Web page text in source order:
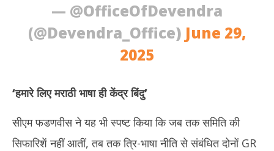
— @OfficeOfDevendra
(@Devendra_Office) June 29,
2025
‘हमारे लिए मराठी भाषा ही केंद्र बिंदु’
सीएम फडणवीस ने यह भी स्पष्ट किया कि जब तक समिति की
सिफारिशें नहीं आतीं, तब तक त्रि-भाषा नीति से संबंधित दोनों GR